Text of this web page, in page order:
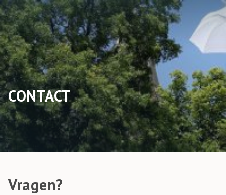
CONTACT
Vragen?